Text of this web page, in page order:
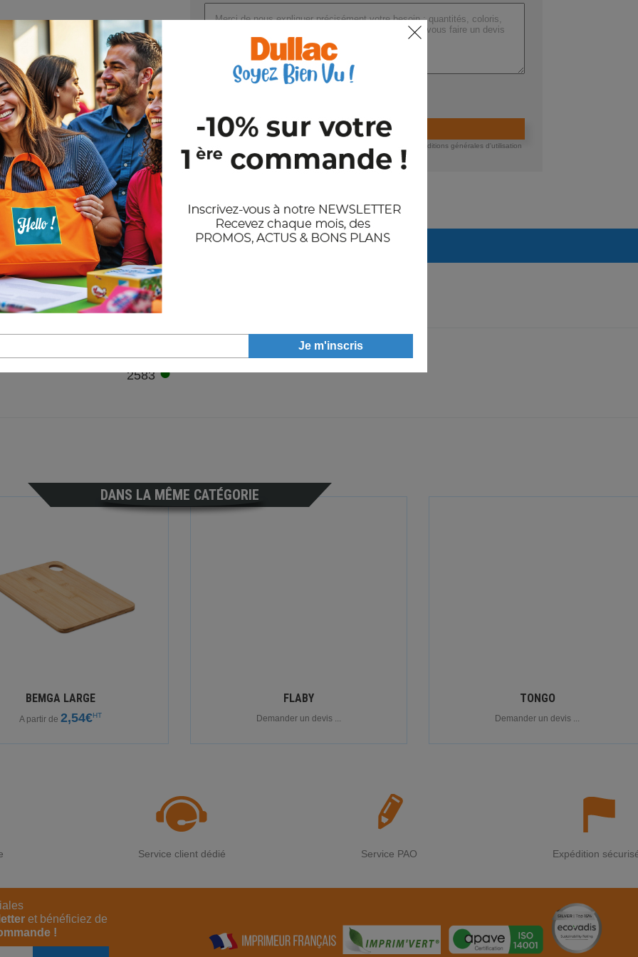
Nom : GOURMET
Dimensions : 9X7X34CM
Valider la demande de devis
En nous envoyant votre demande de devis, vous acceptez nos conditions générales d'utilisation
et notre politique de confidentialité des données.
Stocks
2583●
DANS LA MÊME CATÉGORIE
BEMGA LARGE
A partir de 2,54€HT
FLABY
Demander un devis ...
TONGO
Demander un devis ...
Service client dédié Service PAO Expédition
et bénéficiez de
!